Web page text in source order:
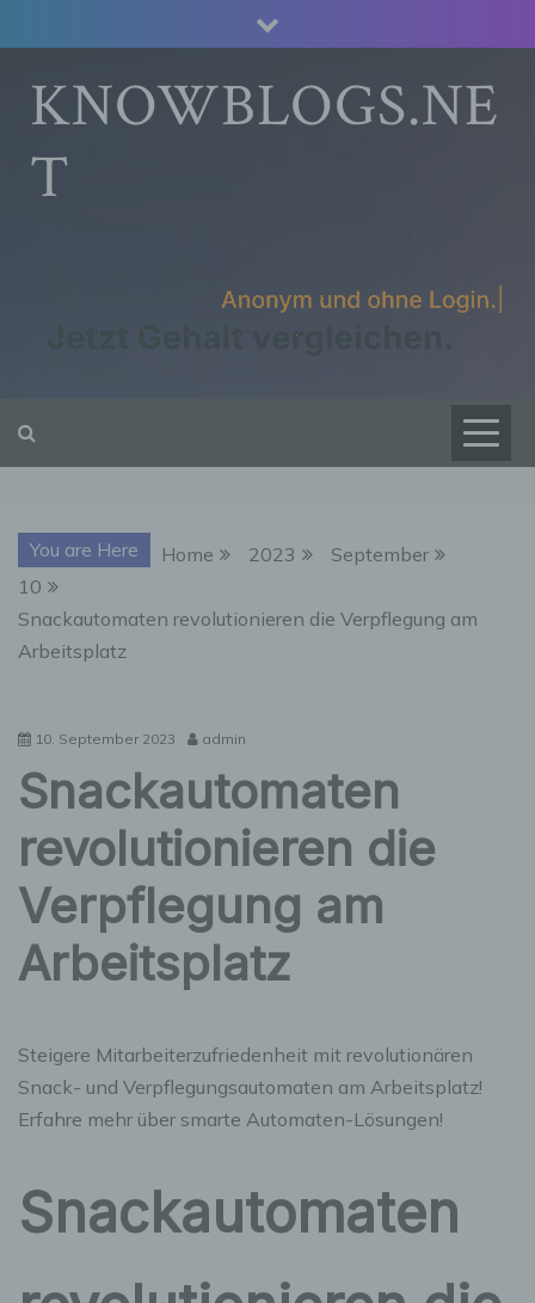
to
contentKNOWBLOGS.NE
T
You are Here Home 2023
September
10
Snackautomaten revolutionieren die Verpflegung am
Arbeitsplatz
10. September 2023 admin
Snackautomaten
revolutionieren die
Verpflegung am
Arbeitsplatz
Steigere Mitarbeiterzufriedenheit mit revolutionären
Snack- und Verpflegungsautomaten am Arbeitsplatz!
Erfahre mehr über smarte Automaten-Lösungen!
Snackautomaten